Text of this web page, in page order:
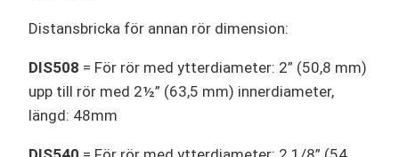
Distansbricka för annan rör dimension:
DIS508 = För rör med ytterdiameter: 2” (50,8 mm)
upp till rör med 2½” (63,5 mm) innerdiameter,
längd: 48mm